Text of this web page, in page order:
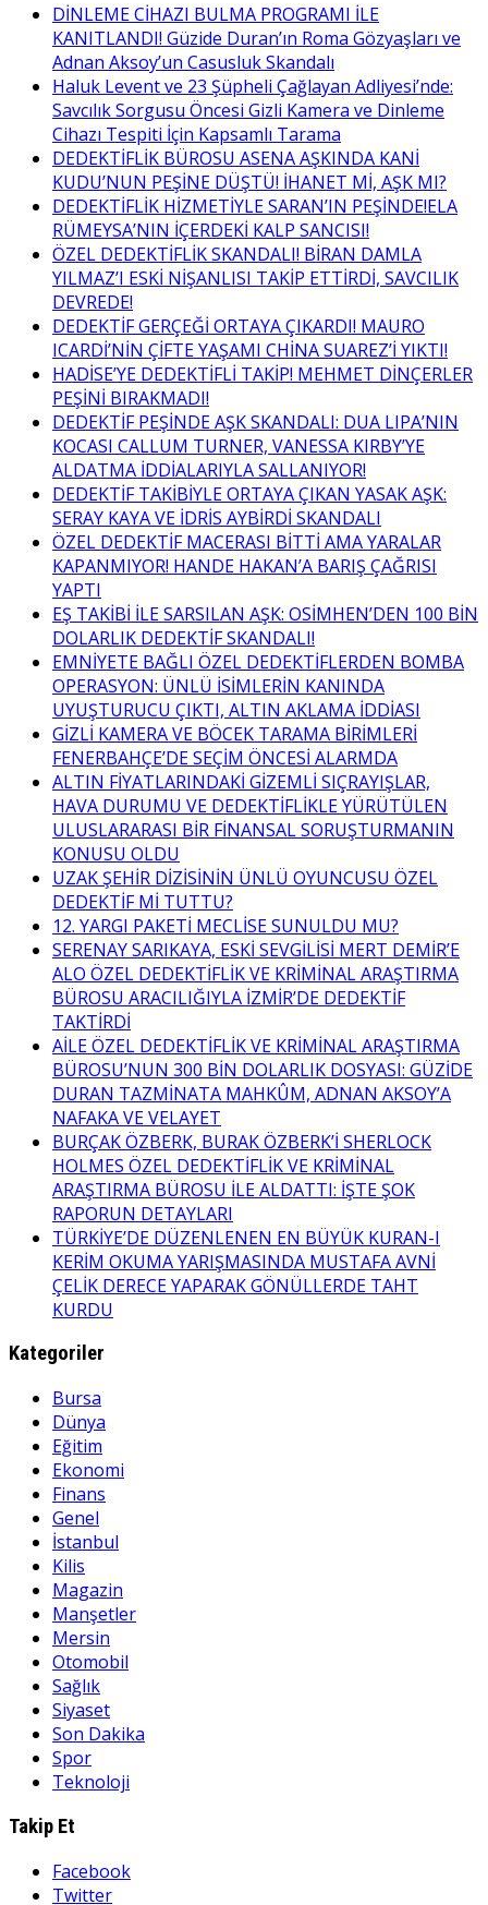
DİNLEME CİHAZI BULMA PROGRAMI İLE
KANITLANDI! Güzide Duran’ın Roma Gözyaşları ve
Adnan Aksoy’un Casusluk Skandalı
Haluk Levent ve 23 Şüpheli Çağlayan Adliyesi’nde:
Savcılık Sorgusu Öncesi Gizli Kamera ve Dinleme
Cihazı Tespiti İçin Kapsamlı Tarama
DEDEKTİFLİK BÜROSU ASENA AŞKINDA KANİ
KUDU’NUN PEŞİNE DÜŞTÜ! İHANET Mİ, AŞK MI?
DEDEKTİFLİK HİZMETİYLE SARAN’IN PEŞİNDE!ELA
RÜMEYSA’NIN İÇERDEKİ KALP SANCISI!
ÖZEL DEDEKTİFLİK SKANDALI! BİRAN DAMLA
YILMAZ’I ESKİ NİŞANLISI TAKİP ETTİRDİ, SAVCILIK
DEVREDE!
DEDEKTİF GERÇEĞİ ORTAYA ÇIKARDI! MAURO
ICARDİ’NİN ÇİFTE YAŞAMI CHİNA SUAREZ’İ YIKTI!
HADİSE’YE DEDEKTİFLİ TAKİP! MEHMET DİNÇERLER
PEŞİNİ BIRAKMADI!
DEDEKTİF PEŞİNDE AŞK SKANDALI: DUA LIPA’NIN
KOCASI CALLUM TURNER, VANESSA KIRBY’YE
ALDATMA İDDİALARIYLA SALLANIYOR!
DEDEKTİF TAKİBİYLE ORTAYA ÇIKAN YASAK AŞK:
SERAY KAYA VE İDRİS AYBİRDİ SKANDALI
ÖZEL DEDEKTİF MACERASI BİTTİ AMA YARALAR
KAPANMIYOR! HANDE HAKAN’A BARIŞ ÇAĞRISI
YAPTI
EŞ TAKİBİ İLE SARSILAN AŞK: OSİMHEN’DEN 100 BİN
DOLARLIK DEDEKTİF SKANDALI!
EMNİYETE BAĞLI ÖZEL DEDEKTİFLERDEN BOMBA
OPERASYON: ÜNLÜ İSİMLERİN KANINDA
UYUŞTURUCU ÇIKTI, ALTIN AKLAMA İDDİASI
GİZLİ KAMERA VE BÖCEK TARAMA BİRİMLERİ
FENERBAHÇE’DE SEÇİM ÖNCESİ ALARMDA
ALTIN FİYATLARINDAKİ GİZEMLİ SIÇRAYIŞLAR,
HAVA DURUMU VE DEDEKTİFLİKLE YÜRÜTÜLEN
ULUSLARARASI BİR FİNANSAL SORUŞTURMANIN
KONUSU OLDU
UZAK ŞEHİR DİZİSİNİN ÜNLÜ OYUNCUSU ÖZEL
DEDEKTİF Mİ TUTTU?
12. YARGI PAKETİ MECLİSE SUNULDU MU?
SERENAY SARIKAYA, ESKİ SEVGİLİSİ MERT DEMİR’E
ALO ÖZEL DEDEKTİFLİK VE KRİMİNAL ARAŞTIRMA
BÜROSU ARACILIĞIYLA İZMİR’DE DEDEKTİF
TAKTİRDİ
AİLE ÖZEL DEDEKTİFLİK VE KRİMİNAL ARAŞTIRMA
BÜROSU’NUN 300 BİN DOLARLIK DOSYASI: GÜZİDE
DURAN TAZMİNATA MAHKÛM, ADNAN AKSOY’A
NAFAKA VE VELAYET
BURÇAK ÖZBERK, BURAK ÖZBERK’İ SHERLOCK
HOLMES ÖZEL DEDEKTİFLİK VE KRİMİNAL
ARAŞTIRMA BÜROSU İLE ALDATTI: İŞTE ŞOK
RAPORUN DETAYLARI
TÜRKİYE’DE DÜZENLENEN EN BÜYÜK KURAN-I
KERİM OKUMA YARIŞMASINDA MUSTAFA AVNİ
ÇELİK DERECE YAPARAK GÖNÜLLERDE TAHT
KURDU
Kategoriler
Bursa
Dünya
Eğitim
Ekonomi
Finans
Genel
İstanbul
Kilis
Magazin
Manşetler
Mersin
Otomobil
Sağlık
Siyaset
Son Dakika
Spor
Teknoloji
Takip Et
Facebook
Twitter